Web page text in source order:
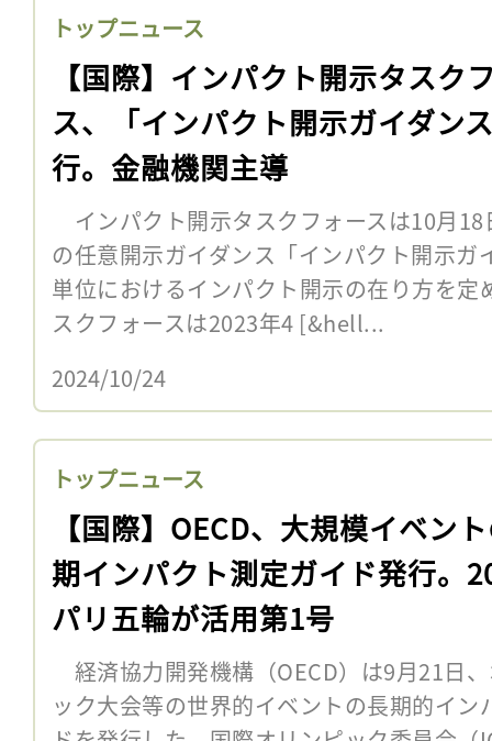
トップニュース
【国際】インパクト開示タスク
ス、「インパクト開示ガイダン
行。金融機関主導
インパクト開示タスクフォースは10月
の任意開示ガイダンス「インパクト開示ガ
単位におけるインパクト開示の在り方を
スクフォースは2023年4 [&hell...
2024/10/24
トップニュース
【国際】OECD、大規模イベン
期インパクト測定ガイド発行。
パリ五輪が活用第1号
経済協力開発機構（OECD）は9月21日
ック大会等の世界的イベントの長期的イ